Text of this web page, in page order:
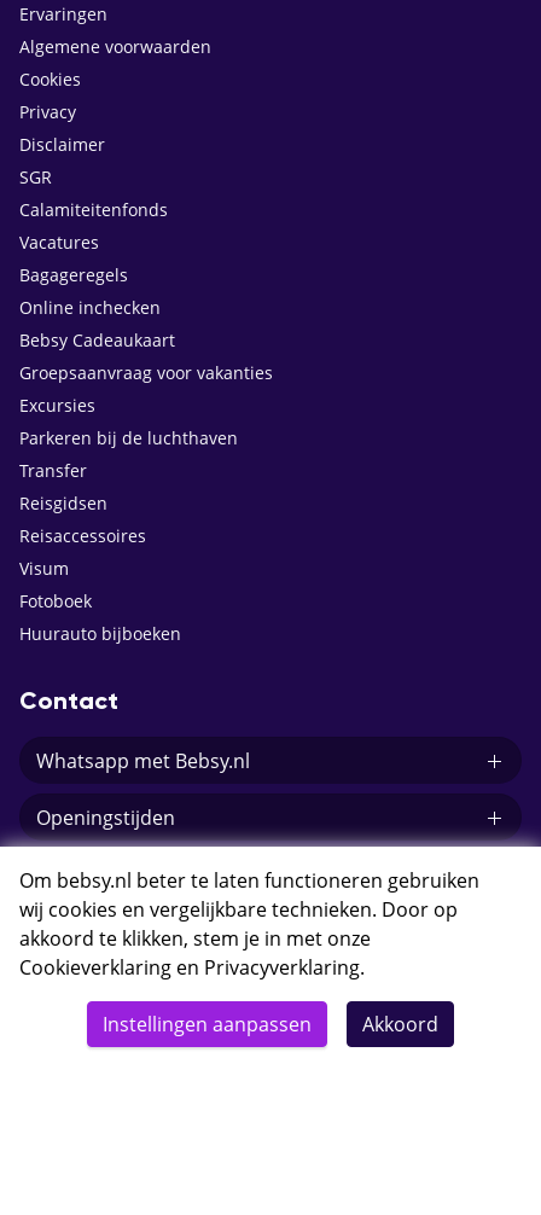
Ervaringen
Algemene voorwaarden
Cookies
Privacy
Disclaimer
SGR
Calamiteitenfonds
Vacatures
Bagageregels
Online inchecken
Bebsy Cadeaukaart
Groepsaanvraag voor vakanties
Excursies
Parkeren bij de luchthaven
Transfer
Reisgidsen
Reisaccessoires
Visum
Fotoboek
Huurauto bijboeken
Contact
Whatsapp met Bebsy.nl
Openingstijden
E-mail Bebsy.nl
© 2026 Bebsy.nl
Om bebsy.nl beter te laten functioneren gebruiken
wij cookies en vergelijkbare technieken. Door op
akkoord te klikken, stem je in met onze
Cookieverklaring en Privacyverklaring.
Instellingen aanpassen Akkoord